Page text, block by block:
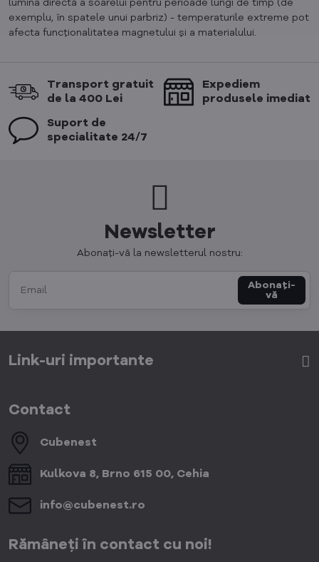
lumina directă a soarelui pentru perioade lungi de timp (de
exemplu, în spatele unui parbriz) - temperaturile extreme pot
afecta funcționalitatea magnetului și a materialului.
Transport gratuit
de la 400 Lei
Expediem
produsele imediat
Suport de
specialitate 24/7
Newsletter
Abonați-vă la newsletterul nostru:
Abonați-
vă
Link-uri importante
Contact
Cubenest
Kulkova 8, Brno 615 00, Cehia
info​@cubenest​.ro
Rămâneți în contact cu noi!